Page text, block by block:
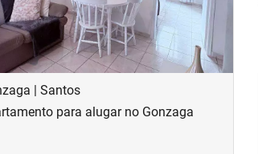
| Santos
para alugar no Gonzaga